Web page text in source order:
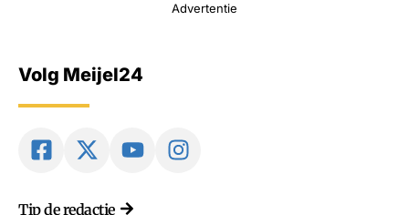
Advertentie
Volg Meijel24
Tip de redactie